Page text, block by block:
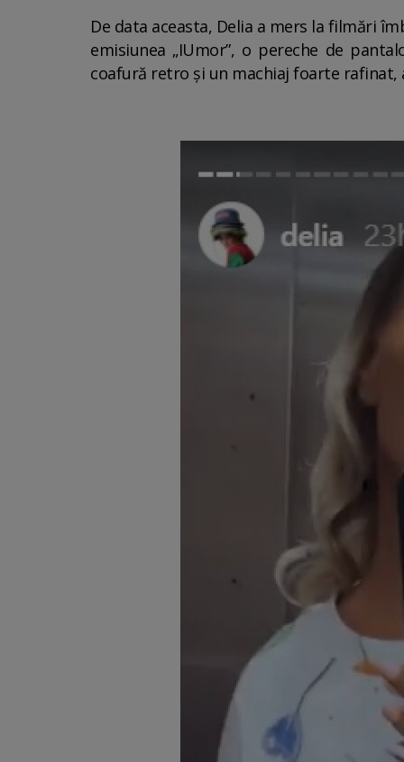
De data aceasta, Delia a mers la filmări
emisiunea „IUmor”, o pereche de
coafură retro și un machiaj foarte